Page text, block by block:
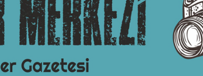
Etti.
Açıyor.